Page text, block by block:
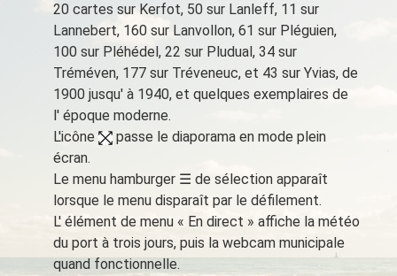
20 cartes sur Kerfot, 50 sur Lanleff, 11 sur
Lannebert, 160 sur Lanvollon, 61 sur Pléguien,
100 sur Pléhédel, 22 sur Pludual, 34 sur
Tréméven, 177 sur Tréveneuc, et 43 sur Yvias, de
1900 jusqu' à 1940, et quelques exemplaires de
l' époque moderne.
L'icône
passe le diaporama en mode plein
écran.
Le menu hamburger ☰ de sélection apparaît
lorsque le menu disparaît par le défilement.
L' élément de menu « En direct » affiche la météo
du port à trois jours, puis la webcam municipale
quand fonctionnelle.